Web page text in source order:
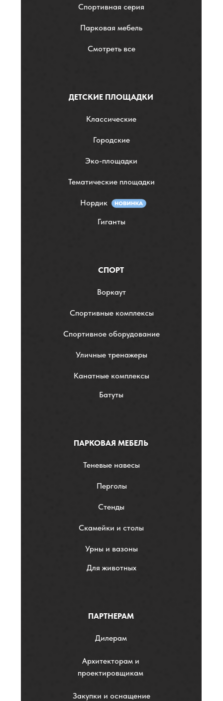
Спортивная серия
Парковая мебель
Смотреть все
ПАРТНЕРАМ
Архитекторам и
проектировщикам
Дилерам
Закупки и оснащение
ДЕТСКИЕ ПЛОЩАДКИ
Классические
Городские
Эко-площадки
Тематические площадки
Нордик
Гиганты
СПОРТ
Воркаут
Спортивные комплексы
Спортивное оборудование
Уличные тренажеры
Канатные комплексы
Батуты
ПАРКОВАЯ МЕБЕЛЬ
Теневые навесы
Перголы
Стенды
Скамейки и столы
Урны и вазоны
Для животных